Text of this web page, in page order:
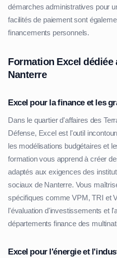
démarches administratives pour
facilités de paiement sont
financements personnels.
Formation Excel
Nanterre
Excel pour la finance et les
Dans le quartier d'affaires des
Défense, Excel est l'outil
les modélisations budgétaires et
formation vous apprend à créer
adaptés aux exigences des
sociaux de Nanterre. Vous
spécifiques comme VPM, TRI et
l'évaluation d'investissements et
départements finance des
Excel pour l'énergie et